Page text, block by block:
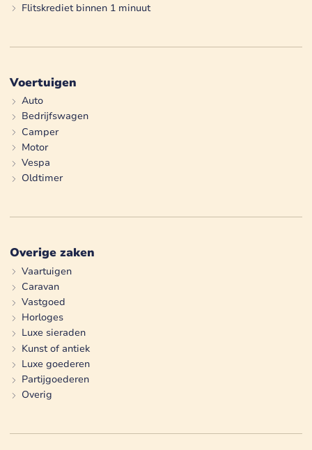
Flitskrediet binnen 1 minuut
Voertuigen
Auto
Bedrijfswagen
Camper
Motor
Vespa
Oldtimer
Overige zaken
Vaartuigen
Caravan
Vastgoed
Horloges
Luxe sieraden
Kunst of antiek
Luxe goederen
Partijgoederen
Overig